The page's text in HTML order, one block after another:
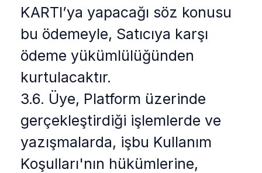
KARTI’ya yapacağı söz konusu
bu ödemeyle, Satıcıya karşı
ödeme yükümlülüğünden
kurtulacaktır.
3.6. Üye, Platform üzerinde
gerçekleştirdiği işlemlerde ve
yazışmalarda, işbu Kullanım
Koşulları'nın hükümlerine,